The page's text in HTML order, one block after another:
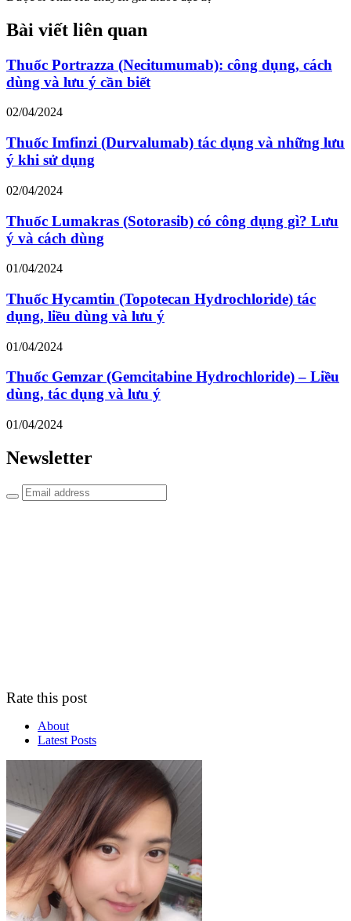
Bài viết liên quan
Thuốc Portrazza (Necitumumab): công dụng, cách
dùng và lưu ý cần biết
02/04/2024
Thuốc Imfinzi (Durvalumab) tác dụng và những lưu
ý khi sử dụng
02/04/2024
Thuốc Lumakras (Sotorasib) có công dụng gì? Lưu
ý và cách dùng
01/04/2024
Thuốc Hycamtin (Topotecan Hydrochloride) tác
dụng, liều dùng và lưu ý
01/04/2024
Thuốc Gemzar (Gemcitabine Hydrochloride) – Liều
dùng, tác dụng và lưu ý
01/04/2024
Newsletter
Rate this post
About
Latest Posts